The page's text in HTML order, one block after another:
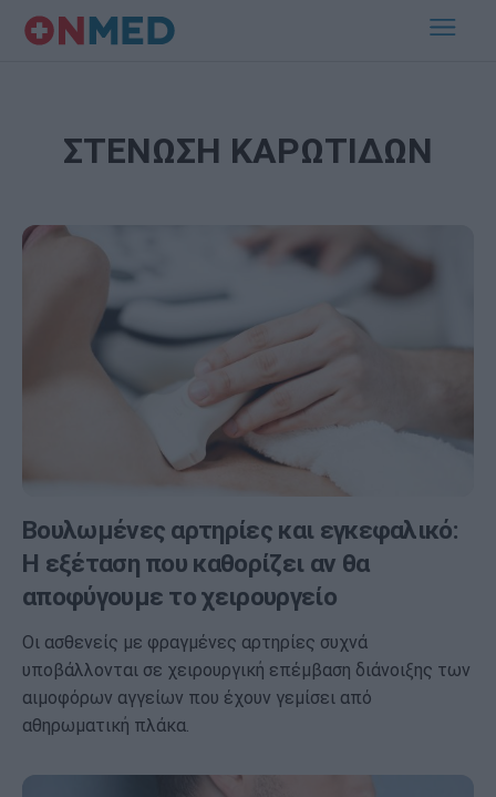
ΣΤΕΝΩΣΗ ΚΑΡΩΤΙΔΩΝ
Βουλωμένες αρτηρίες και εγκεφαλικό:
Η εξέταση που καθορίζει αν θα
αποφύγουμε το χειρουργείο
Οι ασθενείς με φραγμένες αρτηρίες συχνά
υποβάλλονται σε χειρουργική επέμβαση διάνοιξης των
αιμοφόρων αγγείων που έχουν γεμίσει από
αθηρωματική πλάκα.